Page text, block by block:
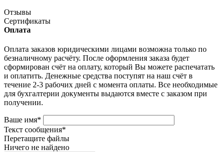
Отзывы
Сертификаты
Оплата
Оплата заказов юридическими лицами возможна только по
безналичному расчёту. После оформления заказа будет
сформирован счёт на оплату, который Вы можете распечатать
и оплатить. Денежные средства поступят на наш счёт в
течение 2-3 рабочих дней с момента оплаты. Все необходимые
для бухгалтерии документы выдаются вместе с заказом при
получении.
Ваше имя*
Текст сообщения*
Перетащите файлы
Ничего не найдено